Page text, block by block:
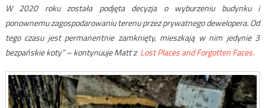
W 2020 roku została podjęta decyzja o wyburzeniu budynku i
ponownemu zagospodarowaniu terenu przez prywatnego dewelopera. Od
tego czasu jest permanentnie zamknięty, mieszkają w nim jedynie 3
bezpańskie koty” – kontynuuje Matt z Lost Places and Forgotten Faces.